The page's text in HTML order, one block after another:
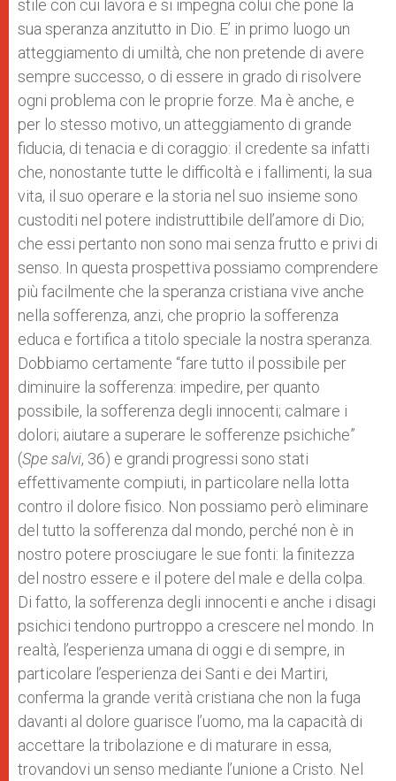
stile con cui lavora e si impegna colui che pone la
sua speranza anzitutto in Dio. E’ in primo luogo un
atteggiamento di umiltà, che non pretende di avere
sempre successo, o di essere in grado di risolvere
ogni problema con le proprie forze. Ma è anche, e
per lo stesso motivo, un atteggiamento di grande
fiducia, di tenacia e di coraggio: il credente sa infatti
che, nonostante tutte le difficoltà e i fallimenti, la sua
vita, il suo operare e la storia nel suo insieme sono
custoditi nel potere indistruttibile dell’amore di Dio;
che essi pertanto non sono mai senza frutto e privi di
senso. In questa prospettiva possiamo comprendere
più facilmente che la speranza cristiana vive anche
nella sofferenza, anzi, che proprio la sofferenza
educa e fortifica a titolo speciale la nostra speranza.
Dobbiamo certamente “fare tutto il possibile per
diminuire la sofferenza: impedire, per quanto
possibile, la sofferenza degli innocenti; calmare i
dolori; aiutare a superare le sofferenze psichiche”
(Spe salvi, 36) e grandi progressi sono stati
effettivamente compiuti, in particolare nella lotta
contro il dolore fisico. Non possiamo però eliminare
del tutto la sofferenza dal mondo, perché non è in
nostro potere prosciugare le sue fonti: la finitezza
del nostro essere e il potere del male e della colpa.
Di fatto, la sofferenza degli innocenti e anche i disagi
psichici tendono purtroppo a crescere nel mondo. In
realtà, l’esperienza umana di oggi e di sempre, in
particolare l’esperienza dei Santi e dei Martiri,
conferma la grande verità cristiana che non la fuga
davanti al dolore guarisce l’uomo, ma la capacità di
accettare la tribolazione e di maturare in essa,
trovandovi un senso mediante l’unione a Cristo. Nel